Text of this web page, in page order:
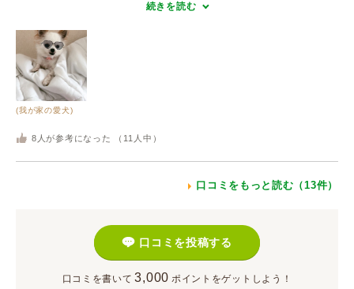
続きを読む
(我が家の愛犬)
8 人が参考になった （ 11 人中）
口コミをもっと読む（13件）
口コミを投稿する
口コミを書いて 3,000 ポイント をゲットしよう！